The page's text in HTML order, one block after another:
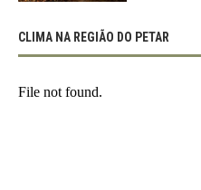
CLIMA NA REGIÃO DO PETAR